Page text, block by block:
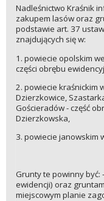
Nadleśnictwo Kraśnik
zakupem lasów oraz
podstawie art. 37
znajdujących się w:
1. powiecie opolskim
części obrębu
2. powiecie kraśnickim
Dzierzkowice,
Gościeradów - część
Dzierzkowska,
3. powiecie janowskim
Grunty te powinny być:
ewidencji) oraz
miejscowym planie